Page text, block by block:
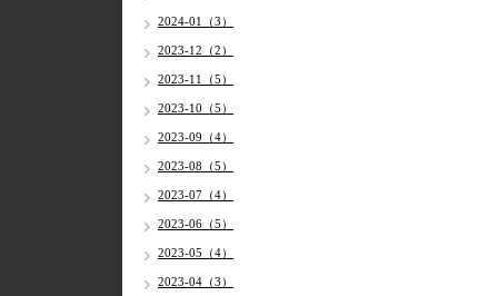
2024-01（3）
2023-12（2）
2023-11（5）
2023-10（5）
2023-09（4）
2023-08（5）
2023-07（4）
2023-06（5）
2023-05（4）
2023-04（3）